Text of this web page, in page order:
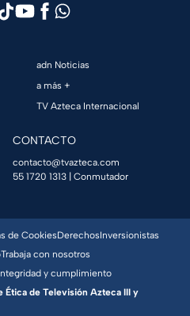
adn Noticias
a más +
TV Azteca Internacional
CONTACTO
contacto@tvazteca.com
55 1720 1313 | Conmutador
de CookiesDerechosInversionistas
Trabaja con nosotros
y cumplimiento
de Televisión Azteca III y